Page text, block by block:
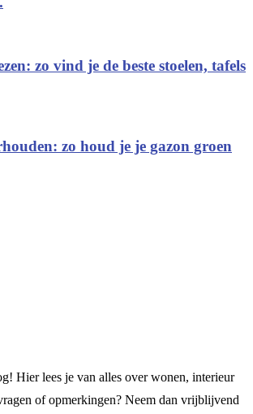
zo vind je de beste stoelen, tafels
zo houd je je gazon groen
Hier lees je van alles over wonen, interieur
of opmerkingen? Neem dan vrijblijvend